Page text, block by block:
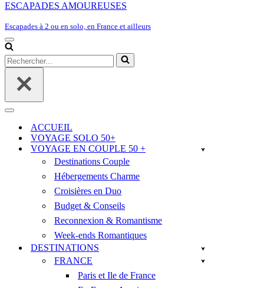
ESCAPADES AMOUREUSES
Escapades à 2 ou en solo, en France et ailleurs
Menu
de
navigation
Rechercher...
Menu
navigationACCUEIL
VOYAGE SOLO 50+
VOYAGE EN COUPLE 50 +
Destinations Couple
Hébergements Charme
Croisières en Duo
Budget & Conseils
Reconnexion & Romantisme
Week-ends Romantiques
DESTINATIONS
FRANCE
Paris et Ile de France